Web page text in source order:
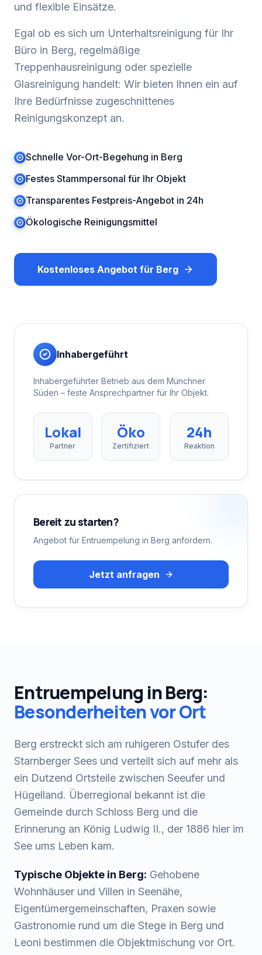
und flexible Einsätze.
Egal ob es sich um Unterhaltsreinigung für Ihr
Büro in Berg, regelmäßige
Treppenhausreinigung oder spezielle
Glasreinigung handelt: Wir bieten Ihnen ein auf
Ihre Bedürfnisse zugeschnittenes
Reinigungskonzept an.
Schnelle Vor-Ort-Begehung in Berg
Festes Stammpersonal für Ihr Objekt
Transparentes Festpreis-Angebot in 24h
Ökologische Reinigungsmittel
Kostenloses Angebot für Berg
Inhabergeführt
Inhabergeführter Betrieb aus dem Münchner
Süden – feste Ansprechpartner für Ihr Objekt.
Lokal
Partner
Öko
Zertifiziert
24h
Reaktion
Bereit zu starten?
Angebot für Entruempelung in Berg anfordern.
Jetzt anfragen
Entruempelung inBerg:
Besonderheiten vor Ort
Berg erstreckt sich am ruhigeren Ostufer des
Starnberger Sees und verteilt sich auf mehr als
ein Dutzend Ortsteile zwischen Seeufer und
Hügelland. Überregional bekannt ist die
Gemeinde durch Schloss Berg und die
Erinnerung an König Ludwig II., der 1886 hier im
See ums Leben kam.
Typische Objekte in Berg: Gehobene
Wohnhäuser und Villen in Seenähe,
Eigentümergemeinschaften, Praxen sowie
Gastronomie rund um die Stege in Berg und
Leoni bestimmen die Objektmischung vor Ort.